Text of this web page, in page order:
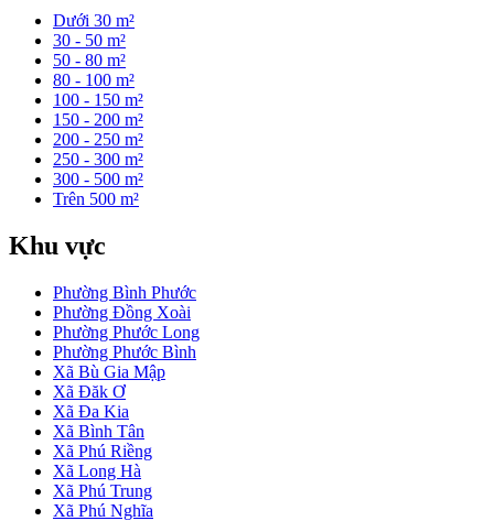
Dưới 30 m²
30 - 50 m²
50 - 80 m²
80 - 100 m²
100 - 150 m²
150 - 200 m²
200 - 250 m²
250 - 300 m²
300 - 500 m²
Trên 500 m²
Khu vực
Phường Bình Phước
Phường Đồng Xoài
Phường Phước Long
Phường Phước Bình
Xã Bù Gia Mập
Xã Đăk Ơ
Xã Đa Kia
Xã Bình Tân
Xã Phú Riềng
Xã Long Hà
Xã Phú Trung
Xã Phú Nghĩa